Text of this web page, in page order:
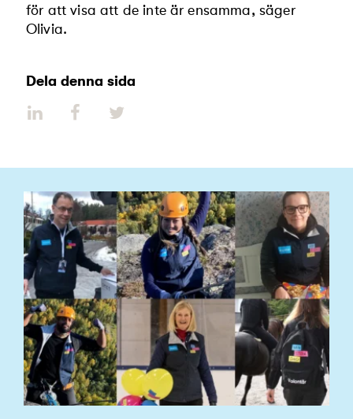
för att visa att de inte är ensamma, säger
Olivia.
Dela denna sida